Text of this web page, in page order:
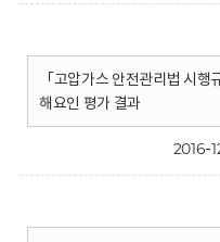
「고압가스 안전관리법 시
해요인 평가 결과
2016-